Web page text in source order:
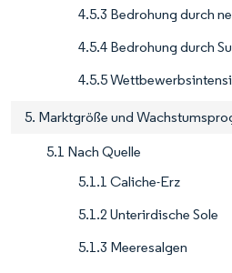
4.5.3 Bedrohung durch
4.5.4 Bedrohung durch
4.5.5
5. Marktgröße und
5.1 Nach Quelle
5.1.1 Caliche-Erz
5.1.2 Unterirdische Sole
5.1.3 Meeresalgen